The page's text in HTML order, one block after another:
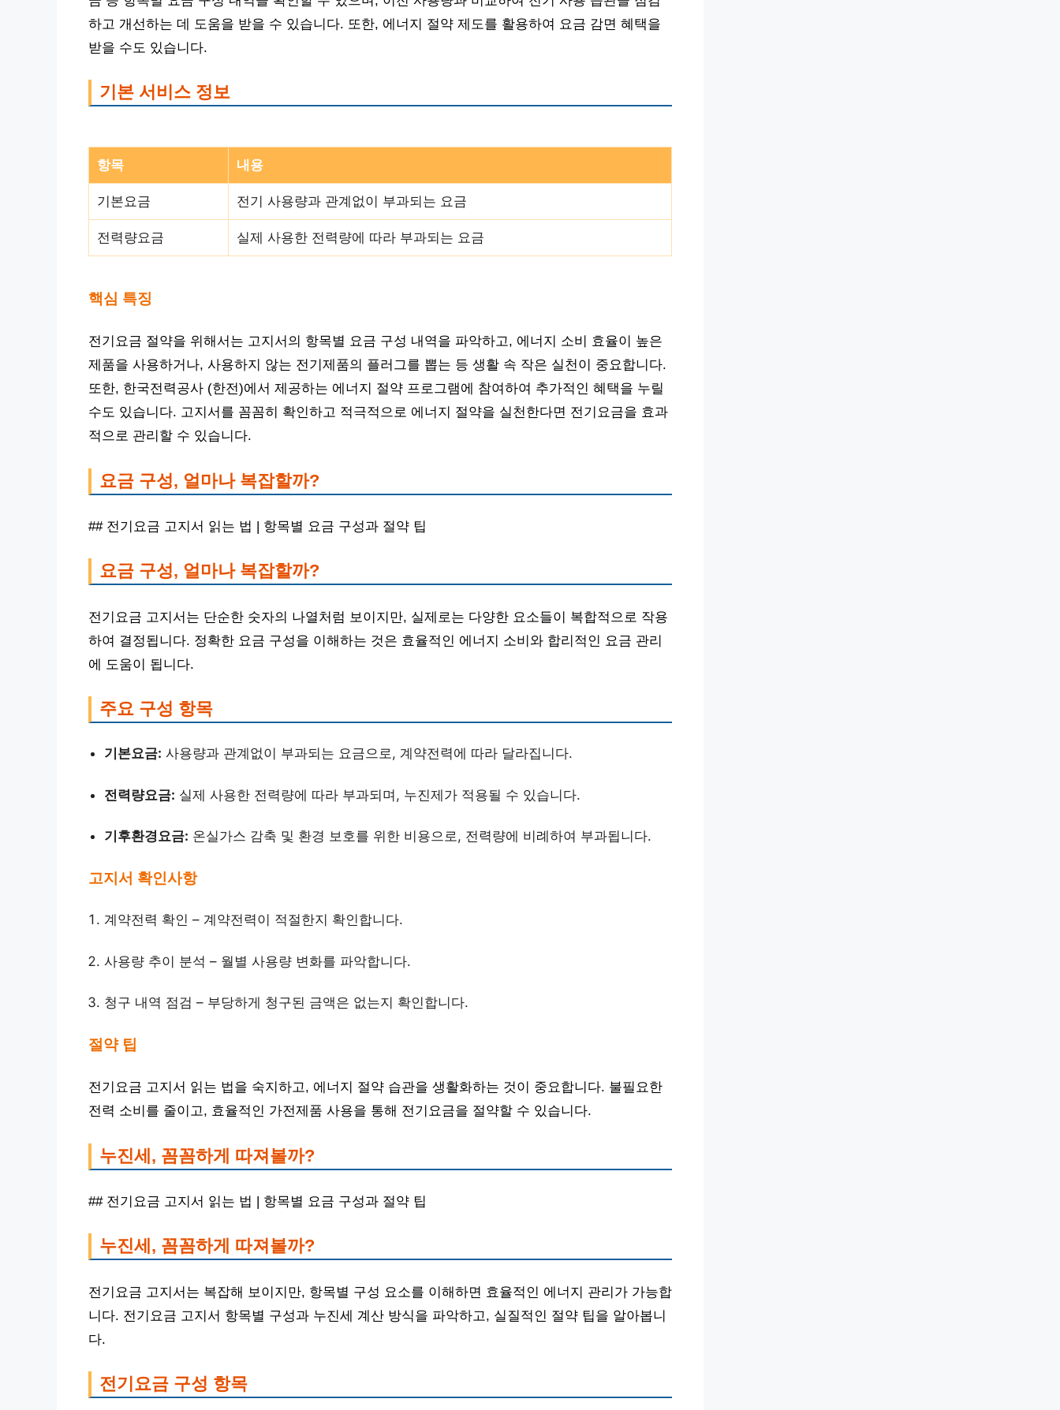
하고 개선하는 데 도움을 받을 수 있습니다. 또한, 에너지 절약 제도를 활용하여 요금 감면 혜택을
받을 수도 있습니다.
기본 서비스 정보
항목 내용
기본요금 전기 사용량과 관계없이 부과되는 요금
전력량요금 실제 사용한 전력량에 따라 부과되는 요금
핵심 특징
전기요금 절약을 위해서는 고지서의 항목별 요금 구성 내역을 파악하고, 에너지 소비 효율이 높은
제품을 사용하거나, 사용하지 않는 전기제품의 플러그를 뽑는 등 생활 속 작은 실천이 중요합니다.
또한, 한국전력공사 (한전)에서 제공하는 에너지 절약 프로그램에 참여하여 추가적인 혜택을 누릴
수도 있습니다. 고지서를 꼼꼼히 확인하고 적극적으로 에너지 절약을 실천한다면 전기요금을 효과
적으로 관리할 수 있습니다.
요금 구성, 얼마나 복잡할까?
## 전기요금 고지서 읽는 법 | 항목별 요금 구성과 절약 팁
요금 구성, 얼마나 복잡할까?
전기요금 고지서는 단순한 숫자의 나열처럼 보이지만, 실제로는 다양한 요소들이 복합적으로 작용
하여 결정됩니다. 정확한 요금 구성을 이해하는 것은 효율적인 에너지 소비와 합리적인 요금 관리
에 도움이 됩니다.
주요 구성 항목
기본요금: 사용량과 관계없이 부과되는 요금으로, 계약전력에 따라 달라집니다.
전력량요금: 실제 사용한 전력량에 따라 부과되며, 누진제가 적용될 수 있습니다.
기후환경요금: 온실가스 감축 및 환경 보호를 위한 비용으로, 전력량에 비례하여 부과됩니다.
고지서 확인사항
계약전력 확인 – 계약전력이 적절한지 확인합니다.
사용량 추이 분석 – 월별 사용량 변화를 파악합니다.
청구 내역 점검 – 부당하게 청구된 금액은 없는지 확인합니다.
절약 팁
전기요금 고지서 읽는 법을 숙지하고, 에너지 절약 습관을 생활화하는 것이 중요합니다. 불필요한
전력 소비를 줄이고, 효율적인 가전제품 사용을 통해 전기요금을 절약할 수 있습니다.
누진세, 꼼꼼하게 따져볼까?
## 전기요금 고지서 읽는 법 | 항목별 요금 구성과 절약 팁
누진세, 꼼꼼하게 따져볼까?
전기요금 고지서는 복잡해 보이지만, 항목별 구성 요소를 이해하면 효율적인 에너지 관리가 가능합
니다. 전기요금 고지서 항목별 구성과 누진세 계산 방식을 파악하고, 실질적인 절약 팁을 알아봅니
다.
전기요금 구성 항목